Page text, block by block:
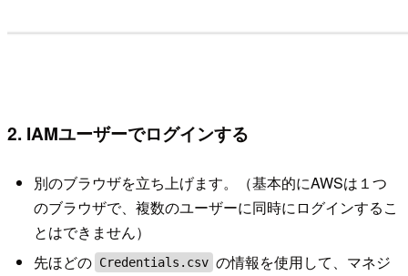
2. IAMユーザーでログインする
別のブラウザを立ち上げます。（基本的にAWSは１つ
のブラウザで、複数のユーザーに同時にログインするこ
とはできません）
先ほどの Credentials.csv の情報を使用して、マネジ